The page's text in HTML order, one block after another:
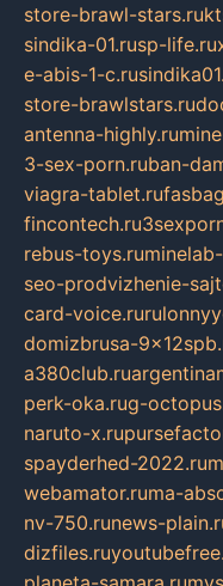
store-brawl-stars.ru
sindika-01.rusp-life.ru
e-abis-1-c.ru
store-brawlstars.ru
antenna-highly.ru
3-sex-porn.ruban-
viagra-tablet.ru
fincontech.ru
rebus-toys.ru
seo-prodvizhenie-
card-voice.ru
domizbrusa-
a380club.ru
perk-oka.rug-
naruto-x.ru
spayderhed-2022.ru
webamator.ruma-
nv-750.runews-
dizfiles.ru